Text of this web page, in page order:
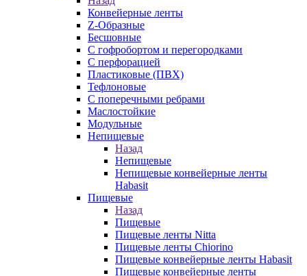
Конвейерные ленты
Z-Образные
Бесшовные
С гофробортом и перегородками
С перфорацией
Пластиковые (ПВХ)
Тефлоновые
С поперечными ребрами
Маслостойкие
Модульные
Непищевые
Назад
Непищевые
Непищевые конвейерные ленты
Habasit
Пищевые
Назад
Пищевые
Пищевые ленты Nitta
Пищевые ленты Chiorino
Пищевые конвейерные ленты Habasit
Пищевые конвейерные ленты